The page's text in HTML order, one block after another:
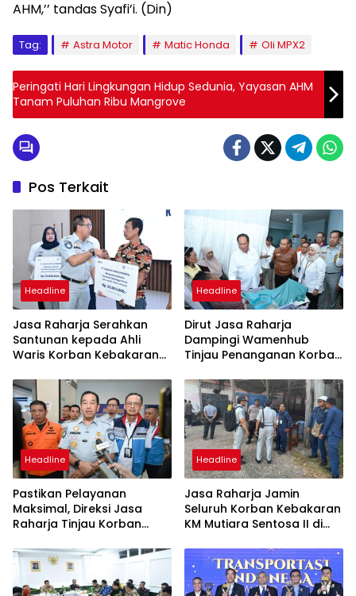
AHM,’’ tandas Syafi’i. (Din)
Tag: Astra Motor Matic Honda Oli MPX2
Peringati Hari Lingkungan Hidup Sedunia, Yayasan AHM
Tanam Puluhan Ribu Mangrove
Pos Terkait
Headline
Jasa Raharja Serahkan
Santunan kepada Ahli
Waris Korban Kebakaran
Headline
Dirut Jasa Raharja
Dampingi Wamenhub
Tinjau Penanganan Korban
PHC Surabaya
Headline
Pastikan Pelayanan
Maksimal, Direksi Jasa
Raharja Tinjau Korban
Sentosa II
Headline
Jasa Raharja Jamin
Seluruh Korban Kebakaran
KM Mutiara Sentosa II di